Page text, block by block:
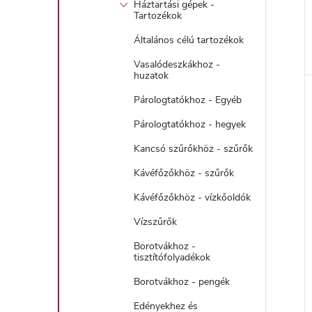
Háztartási gépek -
Tartozékok
Általános célú tartozékok
Vasalódeszkákhoz -
huzatok
Párologtatókhoz - Egyéb
Párologtatókhoz - hegyek
Kancsó szűrőkhöz - szűrők
Kávéfőzőkhöz - szűrők
Kávéfőzőkhöz - vízkőoldók
Vízszűrők
Borotvákhoz -
tisztítófolyadékok
Borotvákhoz - pengék
Edényekhez és
l